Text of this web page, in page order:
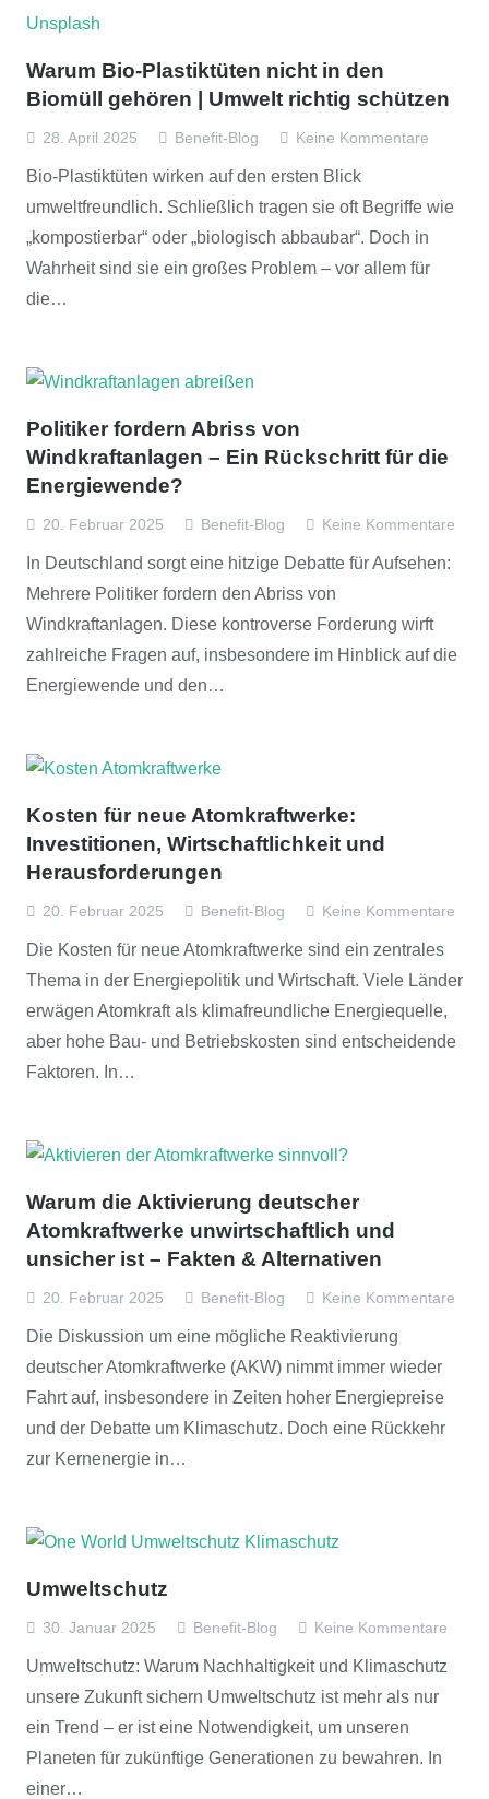
Warum Bio-Plastiktüten nicht in den
Biomüll gehören | Umwelt richtig schützen
28. April 2025 Benefit-Blog Keine Kommentare
Bio-Plastiktüten wirken auf den ersten Blick
umweltfreundlich. Schließlich tragen sie oft Begriffe wie
„kompostierbar“ oder „biologisch abbaubar“. Doch in
Wahrheit sind sie ein großes Problem – vor allem für
die…
Politiker fordern Abriss von
Windkraftanlagen – Ein Rückschritt für die
Energiewende?
20. Februar 2025 Benefit-Blog Keine Kommentare
In Deutschland sorgt eine hitzige Debatte für Aufsehen:
Mehrere Politiker fordern den Abriss von
Windkraftanlagen. Diese kontroverse Forderung wirft
zahlreiche Fragen auf, insbesondere im Hinblick auf die
Energiewende und den…
Kosten für neue Atomkraftwerke:
Investitionen, Wirtschaftlichkeit und
Herausforderungen
20. Februar 2025 Benefit-Blog Keine Kommentare
Die Kosten für neue Atomkraftwerke sind ein zentrales
Thema in der Energiepolitik und Wirtschaft. Viele Länder
erwägen Atomkraft als klimafreundliche Energiequelle,
aber hohe Bau- und Betriebskosten sind entscheidende
Faktoren. In…
Warum die Aktivierung deutscher
Atomkraftwerke unwirtschaftlich und
unsicher ist – Fakten & Alternativen
20. Februar 2025 Benefit-Blog Keine Kommentare
Die Diskussion um eine mögliche Reaktivierung
deutscher Atomkraftwerke (AKW) nimmt immer wieder
Fahrt auf, insbesondere in Zeiten hoher Energiepreise
und der Debatte um Klimaschutz. Doch eine Rückkehr
zur Kernenergie in…
Umweltschutz
30. Januar 2025 Benefit-Blog Keine Kommentare
Umweltschutz: Warum Nachhaltigkeit und Klimaschutz
unsere Zukunft sichern Umweltschutz ist mehr als nur
ein Trend – er ist eine Notwendigkeit, um unseren
Planeten für zukünftige Generationen zu bewahren. In
einer…